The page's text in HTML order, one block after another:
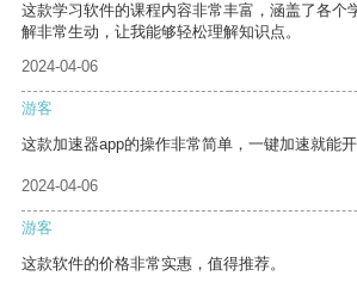
这款学习软件的课程内容非常丰富，涵盖了各个
解非常生动，让我能够轻松理解知识点。
2024-04-06
游客
这款加速器app的操作非常简单，一键加速就能开
2024-04-06
游客
这款软件的价格非常实惠，值得推荐。